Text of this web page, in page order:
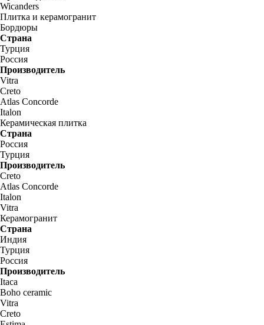
Wicanders
Плитка и керамогранит
Бордюры
Страна
Турция
Россия
Производитель
Vitra
Creto
Atlas Concorde
Italon
Керамическая плитка
Страна
Россия
Турция
Производитель
Creto
Atlas Concorde
Italon
Vitra
Керамогранит
Страна
Индия
Турция
Россия
Производитель
Itaca
Boho ceramic
Vitra
Creto